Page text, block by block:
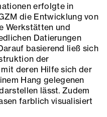
erfolgte in
die Entwicklung von
Werkstätten und
Datierungen
basierend ließ sich
der
deren Hilfe sich der
Hang gelegenen
lässt. Zudem
farblich visualisiert